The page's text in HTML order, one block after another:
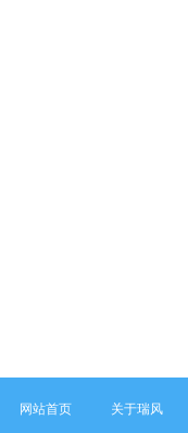
网站首页 关于瑞风